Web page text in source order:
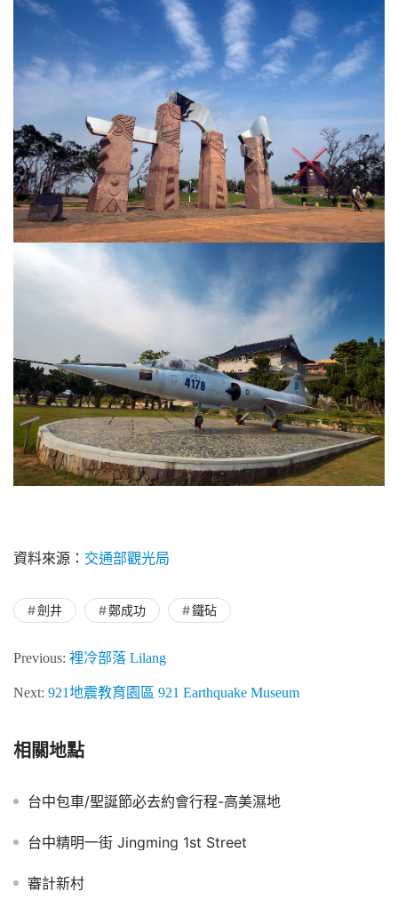
資料來源： 交通部觀光局
劍井 鄭成功 鐵砧
Previous: 裡冷部落 Lilang
Next: 921地震教育園區 921 Earthquake Museum
相關地點
台中包車/聖誕節必去約會行程-高美濕地
台中精明一街 Jingming 1st Street
審計新村